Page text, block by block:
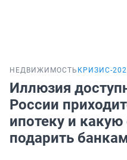
НЕДВИЖИМОСТЬ КРИЗИС-
Иллюзия
России
ипотеку и
подарить